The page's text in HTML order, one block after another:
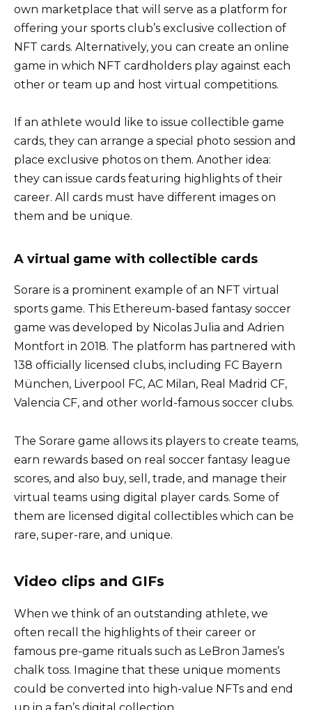
own marketplace that will serve as a platform for
offering your sports club’s exclusive collection of
NFT cards. Alternatively, you can create an online
game in which NFT cardholders play against each
other or team up and host virtual competitions.
If an athlete would like to issue collectible game
cards, they can arrange a special photo session and
place exclusive photos on them. Another idea:
they can issue cards featuring highlights of their
career. All cards must have different images on
them and be unique.
A virtual game with collectible cards
Sorare is a prominent example of an NFT virtual
sports game. This Ethereum-based fantasy soccer
game was developed by Nicolas Julia and Adrien
Montfort in 2018. The platform has partnered with
138 officially licensed clubs, including FC Bayern
München, Liverpool FC, AC Milan, Real Madrid CF,
Valencia CF, and other world-famous soccer clubs.
The Sorare game allows its players to create teams,
earn rewards based on real soccer fantasy league
scores, and also buy, sell, trade, and manage their
virtual teams using digital player cards. Some of
them are licensed digital collectibles which can be
rare, super-rare, and unique.
Video clips and GIFs
When we think of an outstanding athlete, we
often recall the highlights of their career or
famous pre-game rituals such as LeBron James’s
chalk toss. Imagine that these unique moments
could be converted into high-value NFTs and end
up in a fan’s digital collection.